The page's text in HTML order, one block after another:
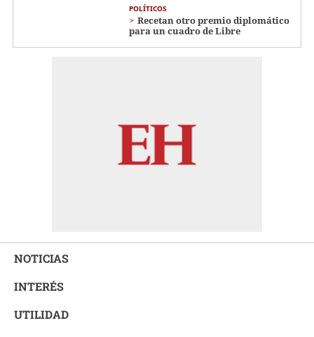
POLÍTICOS
Recetan otro premio diplomático
para un cuadro de Libre
NOTICIAS
INTERÉS
UTILIDAD